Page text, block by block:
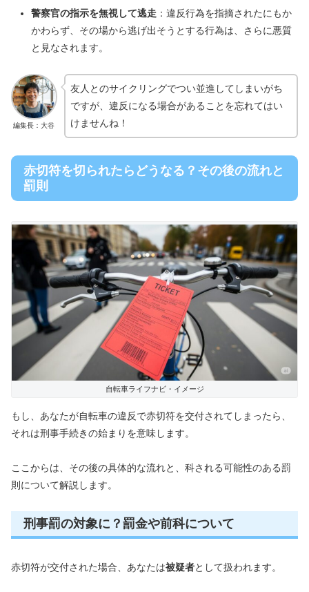
警察官の指示を無視して逃走：違反行為を指摘されたにもか
かわらず、その場から逃げ出そうとする行為は、さらに悪質
と見なされます。
編集長：大谷
友人とのサイクリングでつい並進してしまいがち
ですが、違反になる場合があることを忘れてはい
けませんね！
赤切符を切られたらどうなる？その後の流れと
罰則
自転車ライフナビ・イメージ
もし、あなたが自転車の違反で赤切符を交付されてしまったら、
それは刑事手続きの始まりを意味します。
ここからは、その後の具体的な流れと、科される可能性のある罰
則について解説します。
刑事罰の対象に？罰金や前科について
赤切符が交付された場合、あなたは被疑者として扱われます。